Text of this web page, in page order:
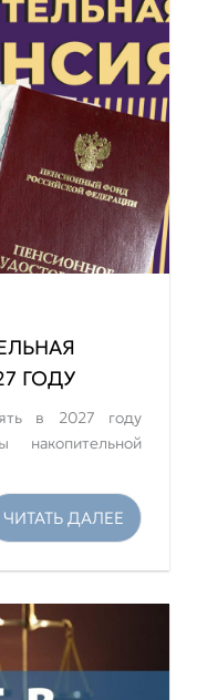
ГОДУ
в 2027 году
ЧИТАТЬ ДАЛЕЕ